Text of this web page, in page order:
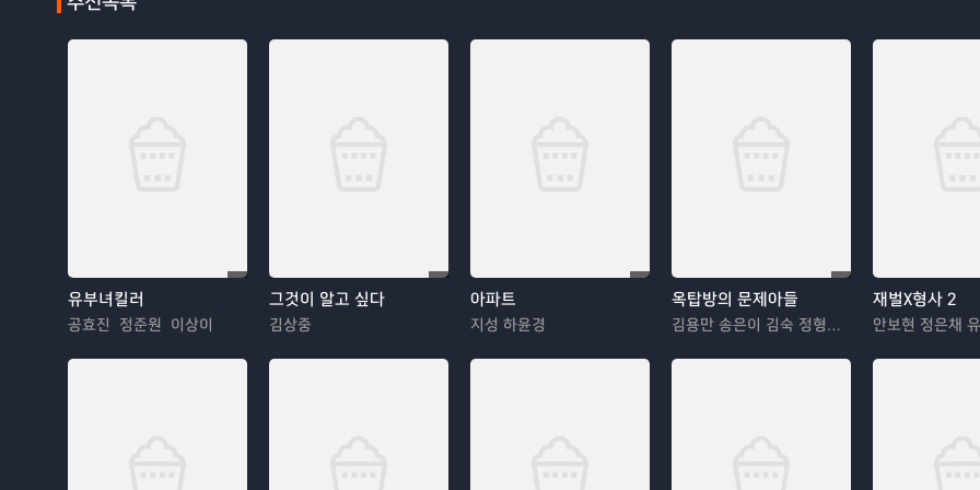
유부녀킬러
공효진 정준원 이상이
그것이 알고 싶다
김상중
아파트
지성 하윤경
옥탑방의 문제아들
김용만 송은이 김숙 정형돈 민경훈
재벌X형사 2